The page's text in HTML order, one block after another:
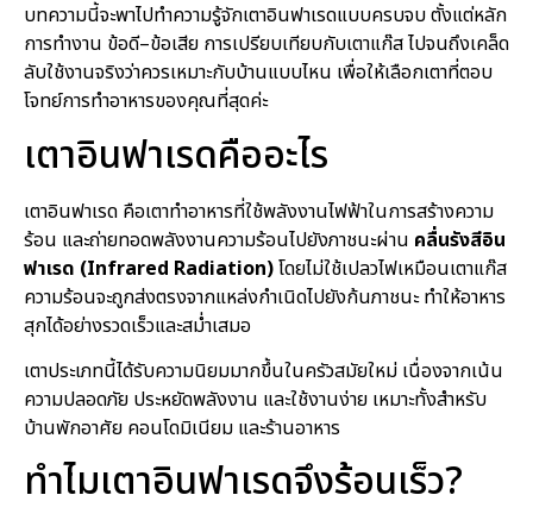
บทความนี้จะพาไปทำความรู้จักเตาอินฟาเรดแบบครบจบ ตั้งแต่หลัก
การทำงาน ข้อดี–ข้อเสีย การเปรียบเทียบกับเตาแก๊ส ไปจนถึงเคล็ด
ลับใช้งานจริงว่าควรเหมาะกับบ้านแบบไหน เพื่อให้เลือกเตาที่ตอบ
โจทย์การทำอาหารของคุณที่สุดค่ะ
เตาอินฟาเรดคืออะไร
เตาอินฟาเรด คือเตาทำอาหารที่ใช้พลังงานไฟฟ้าในการสร้างความ
ร้อน และถ่ายทอดพลังงานความร้อนไปยังภาชนะผ่าน คลื่นรังสีอิน
ฟาเรด (Infrared Radiation)โดยไม่ใช้เปลวไฟเหมือนเตาแก๊ส
ความร้อนจะถูกส่งตรงจากแหล่งกำเนิดไปยังก้นภาชนะ ทำให้อาหาร
สุกได้อย่างรวดเร็วและสม่ำเสมอ
เตาประเภทนี้ได้รับความนิยมมากขึ้นในครัวสมัยใหม่ เนื่องจากเน้น
ความปลอดภัย ประหยัดพลังงาน และใช้งานง่าย เหมาะทั้งสำหรับ
บ้านพักอาศัย คอนโดมิเนียม และร้านอาหาร
ทำไมเตาอินฟาเรดจึงร้อนเร็ว?